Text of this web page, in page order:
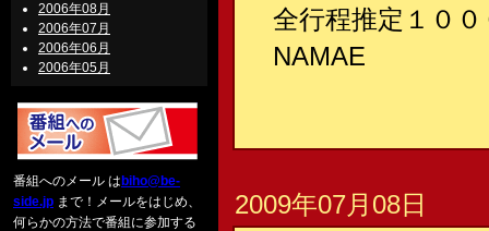
2006年08月
2006年07月
2006年06月
2006年05月
番組へのメール は biho@be-
side.jp まで！メールをはじめ、
何らかの方法で番組に参加する
全行程推定１０
NAMAE
2009年07月08日